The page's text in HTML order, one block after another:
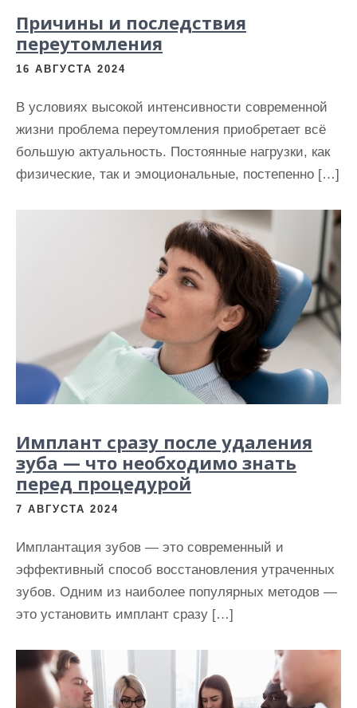
Причины и последствия
переутомления
16 АВГУСТА 2024
В условиях высокой интенсивности современной
жизни проблема переутомления приобретает всё
большую актуальность. Постоянные нагрузки, как
физические, так и эмоциональные, постепенно […]
Имплант сразу после удаления
зуба — что необходимо знать
перед процедурой
7 АВГУСТА 2024
Имплантация зубов — это современный и
эффективный способ восстановления утраченных
зубов. Одним из наиболее популярных методов —
это установить имплант сразу […]